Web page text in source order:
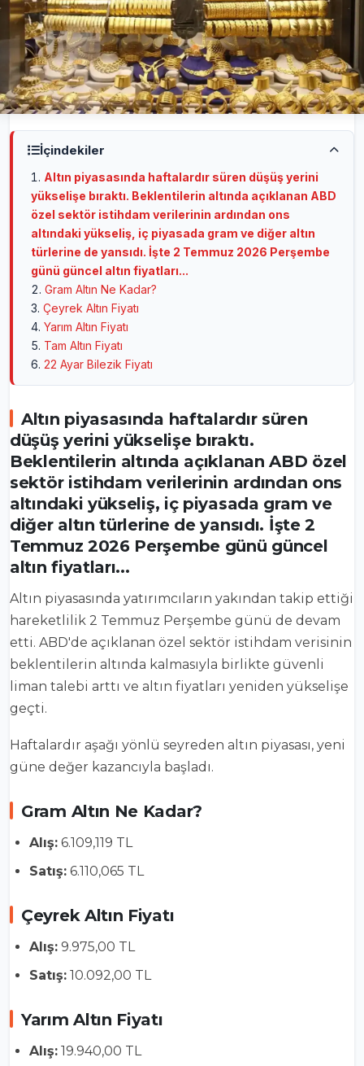
İçindekiler
Altın piyasasında haftalardır süren düşüş yerini
yükselişe bıraktı. Beklentilerin altında açıklanan ABD
özel sektör istihdam verilerinin ardından ons
altındaki yükseliş, iç piyasada gram ve diğer altın
türlerine de yansıdı. İşte 2 Temmuz 2026 Perşembe
günü güncel altın fiyatları...
Gram Altın Ne Kadar?
Çeyrek Altın Fiyatı
Yarım Altın Fiyatı
Tam Altın Fiyatı
22 Ayar Bilezik Fiyatı
Altın piyasasında haftalardır süren
düşüş yerini yükselişe bıraktı.
Beklentilerin altında açıklanan ABD özel
sektör istihdam verilerinin ardından ons
altındaki yükseliş, iç piyasada gram ve
diğer altın türlerine de yansıdı. İşte 2
Temmuz 2026 Perşembe günü güncel
altın fiyatları...
Altın piyasasında yatırımcıların yakından takip ettiği
hareketlilik 2 Temmuz Perşembe günü de devam
etti. ABD'de açıklanan özel sektör istihdam verisinin
beklentilerin altında kalmasıyla birlikte güvenli
liman talebi arttı ve altın fiyatları yeniden yükselişe
geçti.
Haftalardır aşağı yönlü seyreden altın piyasası, yeni
güne değer kazancıyla başladı.
Gram Altın Ne Kadar?
Alış: 6.109,119 TL
Satış: 6.110,065 TL
Çeyrek Altın Fiyatı
Alış: 9.975,00 TL
Satış: 10.092,00 TL
Yarım Altın Fiyatı
Alış: 19.940,00 TL